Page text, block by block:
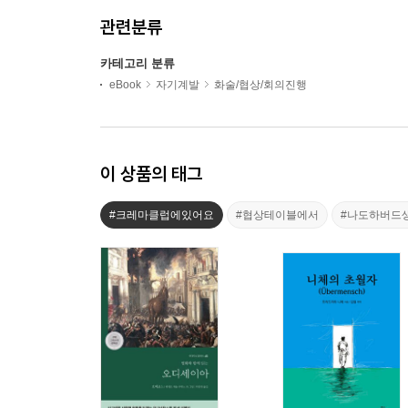
관련분류
카테고리 분류
eBook 자기계발 화술/협상/회의진행
이 상품의 태그
#크레마클럽에있어요 #협상테이블에서 #나도하버드